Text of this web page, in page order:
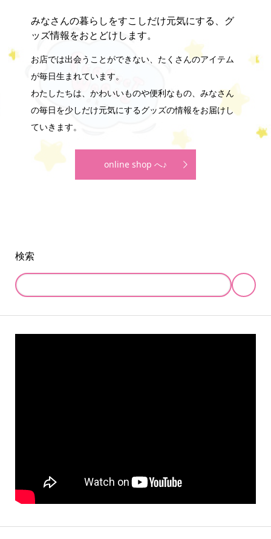
みなさんの暮らしをすこしだけ元気にする、グ
ッズ情報をおとどけします。
お店では出会うことができない、たくさんのアイテム
が毎日生まれています。
わたしたちは、かわいいものや便利なもの、みなさん
の毎日を少しだけ元気にするグッズの情報をお届けし
ていきます。
online shop へ♪
検索